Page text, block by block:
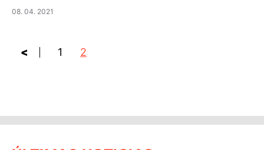
08. 04. 2021
< 1 2